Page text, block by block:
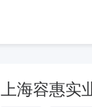
上海容惠实